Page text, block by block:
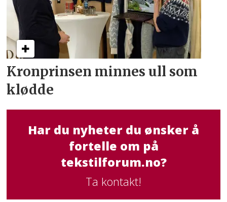
Kronprinsen minnes ull som
klødde
Har du nyheter du ønsker å
fortelle om på
tekstilforum.no?
Ta kontakt!